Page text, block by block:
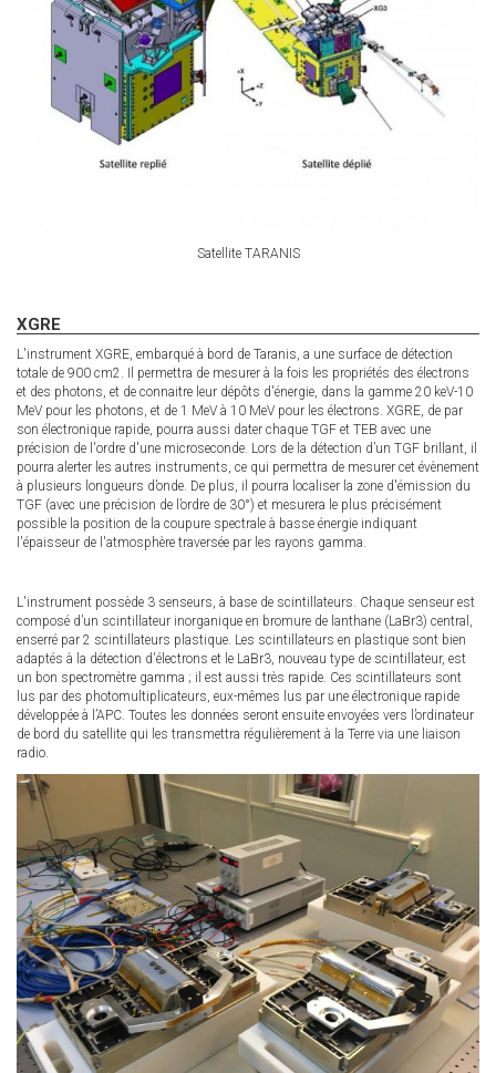
Satellite TARANIS
XGRE
L'instrument XGRE, embarqué à bord de Taranis, a une surface de détection
totale de 900 cm2. Il permettra de mesurer à la fois les propriétés des électrons
et des photons, et de connaitre leur dépôts d'énergie, dans la gamme 20 keV-10
MeV pour les photons, et de 1 MeV à 10 MeV pour les électrons. XGRE, de par
son électronique rapide, pourra aussi dater chaque TGF et TEB avec une
précision de l'ordre d'une microseconde. Lors de la détection d’un TGF brillant, il
pourra alerter les autres instruments, ce qui permettra de mesurer cet évènement
à plusieurs longueurs d’onde. De plus, il pourra localiser la zone d'émission du
TGF (avec une précision de l’ordre de 30°) et mesurera le plus précisément
possible la position de la coupure spectrale à basse énergie indiquant
l'épaisseur de l'atmosphère traversée par les rayons gamma.
L'instrument possède 3 senseurs, à base de scintillateurs. Chaque senseur est
composé d’un scintillateur inorganique en bromure de lanthane (LaBr3) central,
enserré par 2 scintillateurs plastique. Les scintillateurs en plastique sont bien
adaptés à la détection d'électrons et le LaBr3, nouveau type de scintillateur, est
un bon spectromètre gamma ; il est aussi très rapide. Ces scintillateurs sont
lus par des photomultiplicateurs, eux-mêmes lus par une électronique rapide
développée à l’APC. Toutes les données seront ensuite envoyées vers l’ordinateur
de bord du satellite qui les transmettra régulièrement à la Terre via une liaison
radio.